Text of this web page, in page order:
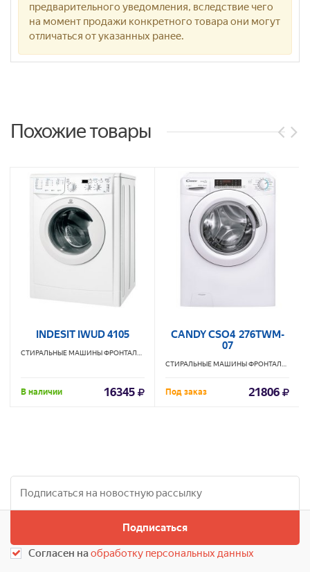
предварительного уведомления, вследствие чего
на момент продажи конкретного товара они могут
отличаться от указанных ранее.
Похожие товары
INDESIT IWUD 4105
В наличии 16345
CANDY CSO4 276TWM-
07
Под заказ 21806
Подписаться
Согласен наобработку персональных данных